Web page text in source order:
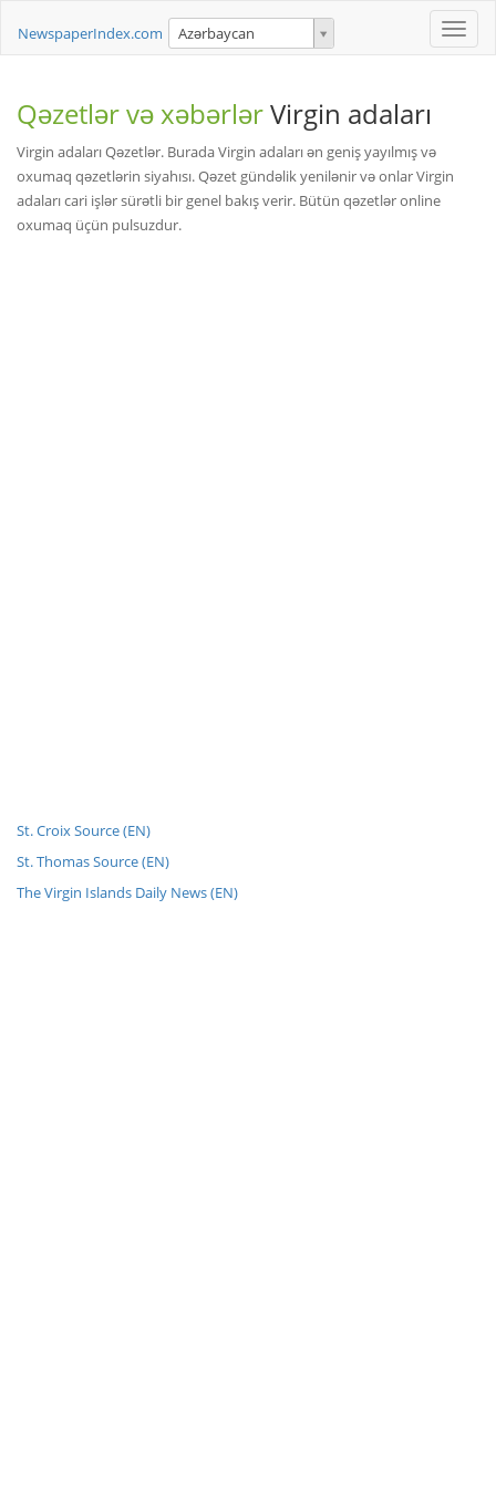
Toggle
NewspaperIndex.com Azərbaycan
Qəzetlər və xəbərlərVirgin adaları
Virgin adaları Qəzetlər. Burada Virgin adaları ən geniş yayılmış və
oxumaq qəzetlərin siyahısı. Qəzet gündəlik yenilənir və onlar Virgin
adaları cari işlər sürətli bir genel bakış verir. Bütün qəzetlər online
oxumaq üçün pulsuzdur.
St. Croix Source (EN)
St. Thomas Source (EN)
The Virgin Islands Daily News (EN)